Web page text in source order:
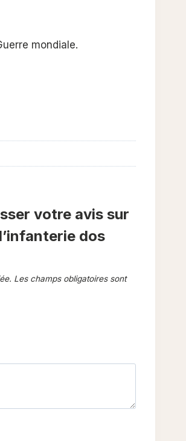
mondiale.
votre avis sur
dos
Les champs obligatoires sont